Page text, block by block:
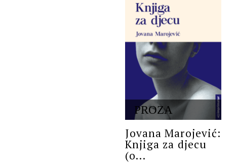
PROZA
Jovana Marojević:
Knjiga za djecu
(o...